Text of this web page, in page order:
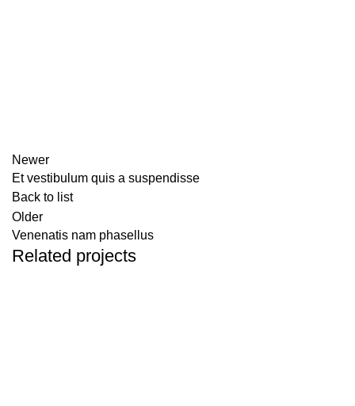
Newer
Et vestibulum quis a suspendisse
Back to list
Older
Venenatis nam phasellus
Related projects